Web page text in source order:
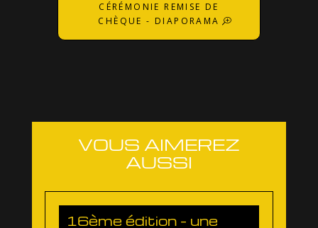
CÉRÉMONIE REMISE DE
CHÈQUE - DIAPORAMA
VOUS AIMEREZ
AUSSI
16ème édition – une